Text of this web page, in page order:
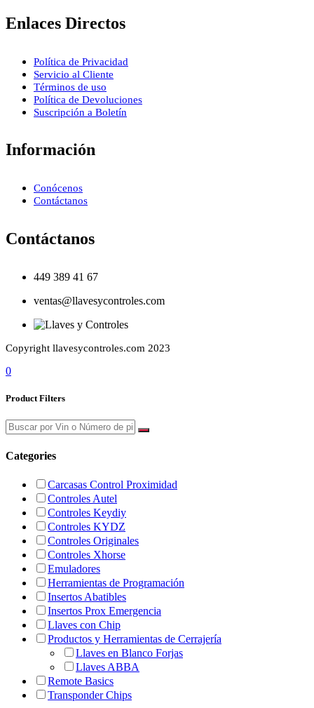
Enlaces Directos
Política de Privacidad
Servicio al Cliente
Términos de uso
Política de Devoluciones
Suscripción a Boletín
Información
Conócenos
Contáctanos
Contáctanos
449 389 41 67
ventas@llavesycontroles.com
Copyright llavesycontroles.com 2023
0
Product Filters
Categories
Carcasas Control Proximidad
Controles Autel
Controles Keydiy
Controles KYDZ
Controles Originales
Controles Xhorse
Emuladores
Herramientas de Programación
Insertos Abatibles
Insertos Prox Emergencia
Llaves con Chip
Productos y Herramientas de Cerrajería
Llaves en Blanco Forjas
Llaves ABBA
Remote Basics
Transponder Chips